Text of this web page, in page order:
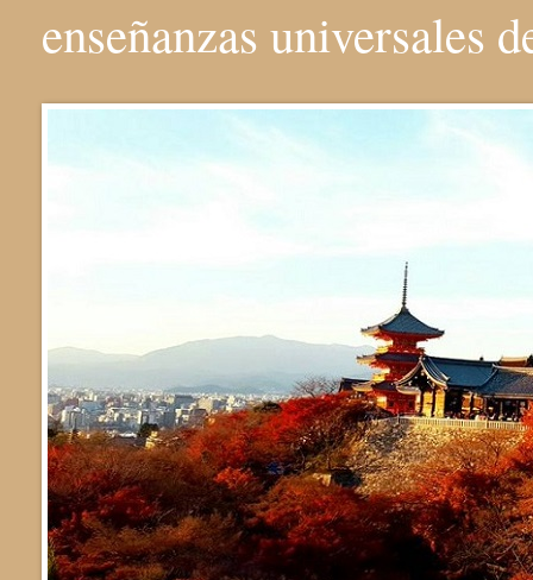
enseñanzas universales